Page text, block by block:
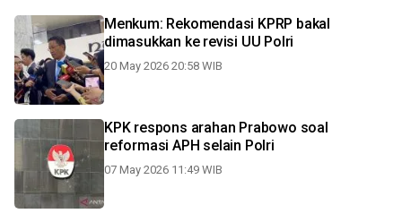
Menkum: Rekomendasi KPRP bakal
dimasukkan ke revisi UU Polri
20 May 2026 20:58 WIB
KPK respons arahan Prabowo soal
reformasi APH selain Polri
07 May 2026 11:49 WIB